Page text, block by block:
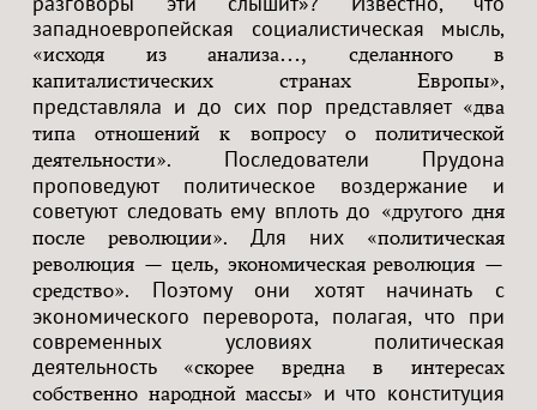
западноевропейская социалистическая мысль,
«исходя из анализа…, сделанного в
капиталистических странах Европы»,
представляла и до сих пор представляет «два
типа отношений к вопросу о политической
деятельности». Последователи Прудона
проповедуют политическое воздержание и
советуют следовать ему вплоть до «другого дня
после революции». Для них
«политическая
революция — цель, экономическая революция —
средство». Поэтому они хотят начинать с
экономического переворота, полагая, что при
современных условиях политическая
деятельность
«скорее вредна в интересах
собственно народной массы» и что конституция